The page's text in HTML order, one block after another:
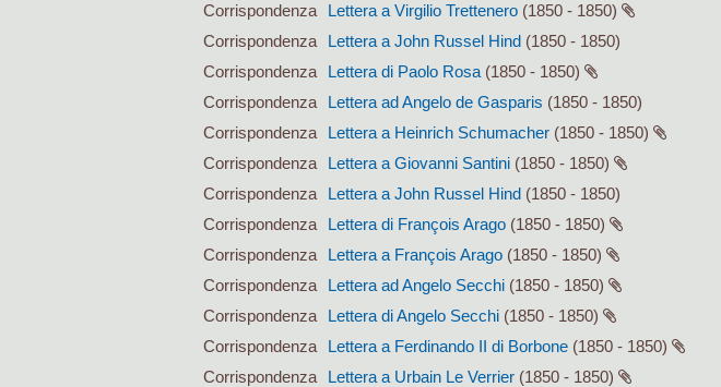
Corrispondenza
Lettera a Virgilio Trettenero (1850 - 1850)
Corrispondenza
Lettera a John Russel Hind (1850 - 1850)
Corrispondenza
Lettera di Paolo Rosa (1850 - 1850)
Corrispondenza
Lettera ad Angelo de Gasparis (1850 - 1850)
Corrispondenza
Lettera a Heinrich Schumacher (1850 - 1850)
Corrispondenza
Lettera a Giovanni Santini (1850 - 1850)
Corrispondenza
Lettera a John Russel Hind (1850 - 1850)
Corrispondenza
Lettera di François Arago (1850 - 1850)
Corrispondenza
Lettera a François Arago (1850 - 1850)
Corrispondenza
Lettera ad Angelo Secchi (1850 - 1850)
Corrispondenza
Lettera di Angelo Secchi (1850 - 1850)
Corrispondenza
Lettera a Ferdinando II di Borbone (1850 - 1850)
Corrispondenza
Lettera a Urbain Le Verrier (1850 - 1850)